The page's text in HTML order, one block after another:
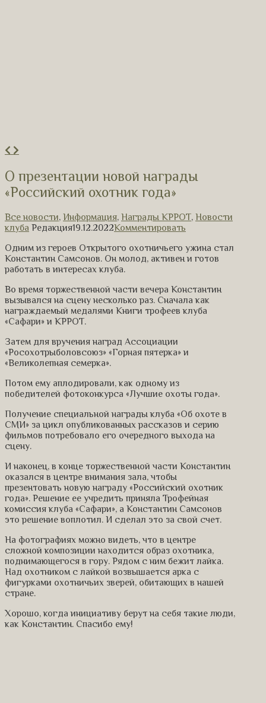
О презентации новой награды
«Российский охотник года»
Все новости, Информация, Награды КРРОТ, Новости
клуба Редакция19.12.2022Комментировать
Одним из героев Открытого охотничьего ужина стал
Константин Самсонов. Он молод, активен и готов
работать в интересах клуба.
Во время торжественной части вечера Константин
вызывался на сцену несколько раз. Сначала как
награждаемый медалями Книги трофеев клуба
«Сафари» и КРРОТ.
Затем для вручения наград Ассоциации
«Росохотрыболовсоюз» «Горная пятерка» и
«Великолепная семерка».
Потом ему аплодировали, как одному из
победителей фотоконкурса «Лучшие охоты года».
Получение специальной награды клуба «Об охоте в
СМИ» за цикл опубликованных рассказов и серию
фильмов потребовало его очередного выхода на
сцену.
И наконец, в конце торжественной части Константин
оказался в центре внимания зала, чтобы
презентовать новую награду «Российский охотник
года». Решение ее учредить приняла Трофейная
комиссия клуба «Сафари», а Константин Самсонов
это решение воплотил. И сделал это за свой счет.
На фотографиях можно видеть, что в центре
сложной композиции находится образ охотника,
поднимающегося в гору. Рядом с ним бежит лайка.
Над охотником с лайкой возвышается арка с
фигурками охотничьих зверей, обитающих в нашей
стране.
Хорошо, когда инициативу берут на себя такие люди,
как Константин. Спасибо ему!